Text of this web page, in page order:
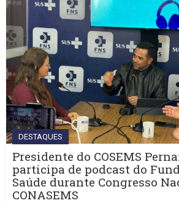
DESTAQUES
Presidente do COSEMS
participa de podcast do
Saúde durante Congresso
CONASEMS